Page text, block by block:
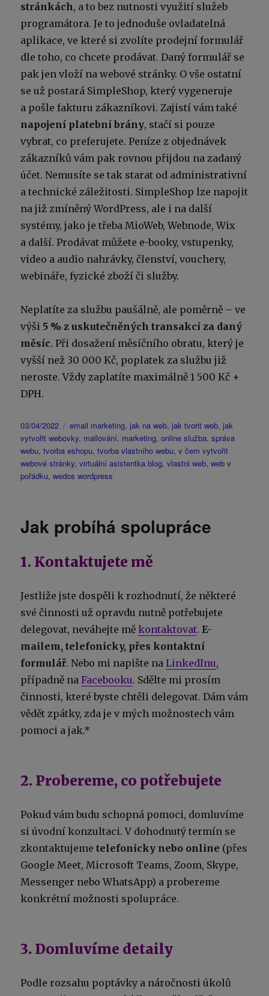
stránkách, a to bez nutnosti využití služeb
programátora. Je to jednoduše ovladatelná
aplikace, ve které si zvolíte prodejní formulář
dle toho, co chcete prodávat. Daný formulář se
pak jen vloží na webové stránky. O vše ostatní
se už postará SimpleShop, který vygeneruje
a pošle fakturu zákazníkovi. Zajistí vám také
napojení platební brány, stačí si pouze
vybrat, co preferujete. Peníze z objednávek
zákazníků vám pak rovnou přijdou na zadaný
účet. Nemusíte se tak starat od administrativní
a technické záležitosti. SimpleShop lze napojit
na již zmíněný WordPress, ale i na další
systémy, jako je třeba MioWeb, Webnode, Wix
a další. Prodávat můžete e-booky, vstupenky,
video a audio nahrávky, členství, vouchery,
webináře, fyzické zboží či služby.
Neplatíte za službu paušálně, ale poměrně – ve
výši 5 % z uskutečněných transakcí za daný
měsíc. Při dosažení měsíčního obratu, který je
vyšší než 30 000 Kč, poplatek za službu již
neroste. Vždy zaplatíte maximálně 1 500 Kč +
DPH.
Publikováno:
03/04/2022 Štítky:
email marketing,jak na web,jak tvorit web,jak
vytvořit webovky, mailování, marketing,online služba,správa
webu,tvorba eshopu,tvorba vlastního webu,v čem vytvořit
webové stránky,virtuální asistentka blog,vlastni web,web v
pořádku,wedos wordpress
Jak probíhá spolupráce
1. Kontaktujete mě
Jestliže jste dospěli k rozhodnutí, že některé
své činnosti už opravdu nutně potřebujete
delegovat, neváhejte mě kontaktovat.E-
mailem, telefonicky, přes kontaktní
formulář. Nebo mi napište naLinkedInu,
případně naFacebooku. Sdělte mi prosím
činnosti, které byste chtěli delegovat. Dám vám
vědět zpátky, zda je v mých možnostech vám
pomoci a jak.*
2. Probereme, co potřebujete
Pokud vám budu schopná pomoci, domluvíme
si úvodní konzultaci. V dohodnutý termín se
zkontaktujemetelefonicky nebo online (přes
Google Meet, Microsoft Teams, Zoom, Skype,
Messenger nebo WhatsApp) a probereme
konkrétní možnosti spolupráce.
3. Domluvíme detaily
Podle rozsahu poptávky a náročnosti úkolů